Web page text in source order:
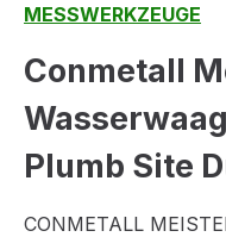
MESSWERKZEUGE
Conmetall
Plumb Site
CONMETALL